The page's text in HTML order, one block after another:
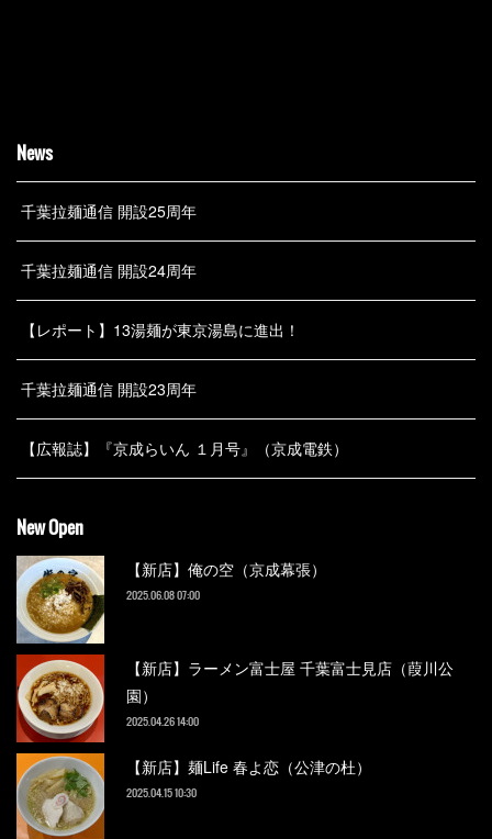
News
千葉拉麺通信 開設25周年
千葉拉麺通信 開設24周年
【レポート】13湯麺が東京湯島に進出！
千葉拉麺通信 開設23周年
【広報誌】『京成らいん １月号』（京成電鉄）
New Open
【新店】俺の空（京成幕張）
2025.06.08 07:00
【新店】ラーメン富士屋 千葉富士見店（葭川公
園）
2025.04.26 14:00
【新店】麺Life 春よ恋（公津の杜）
2025.04.15 10:30